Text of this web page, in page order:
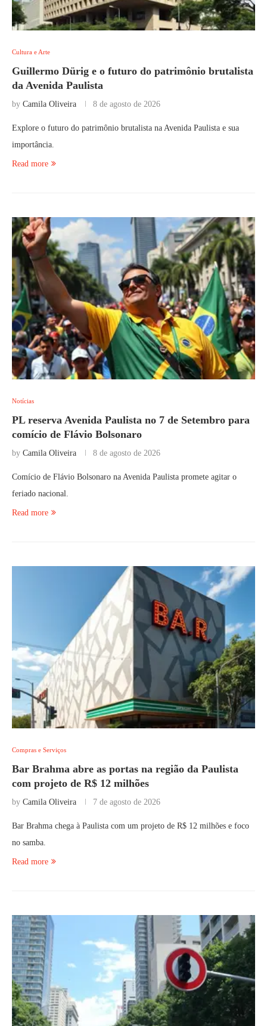
Cultura e Arte
Guillermo Dürig e o futuro do patrimônio brutalista
da Avenida Paulista
by Camila Oliveira 8 de agosto de 2026
Explore o futuro do patrimônio brutalista na Avenida Paulista e sua
importância.
Read more
Notícias
PL reserva Avenida Paulista no 7 de Setembro para
comício de Flávio Bolsonaro
by Camila Oliveira 8 de agosto de 2026
Comício de Flávio Bolsonaro na Avenida Paulista promete agitar o
feriado nacional.
Read more
Compras e Serviços
Bar Brahma abre as portas na região da Paulista
com projeto de R$ 12 milhões
by Camila Oliveira 7 de agosto de 2026
Bar Brahma chega à Paulista com um projeto de R$ 12 milhões e foco
no samba.
Read more